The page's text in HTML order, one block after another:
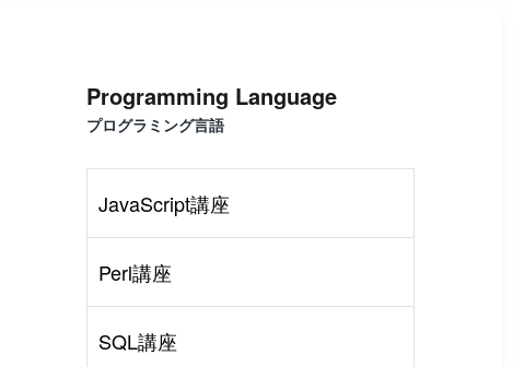
Programming Language
プログラミング言語
JavaScript講座
Perl講座
SQL講座